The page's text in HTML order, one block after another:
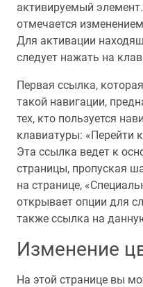
активируемый
отмечается
Для активации
следует нажать на
Первая ссылка,
такой навигации,
тех, кто пользуется
клавиатуры: «Перейти
Эта ссылка ведет к
страницы, пропуская
на странице,
открывает опции для
также ссылка на
Изменение
На этой странице вы